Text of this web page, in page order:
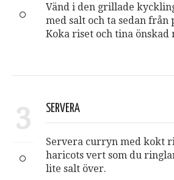
Vänd i den grillade
med salt och ta sedan från
Koka riset och tina önskad
3 SERVERA
Servera curryn med kokt
haricots vert som du
lite salt över.